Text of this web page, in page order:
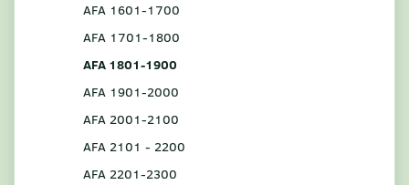
AFA 1601-1700
AFA 1701-1800
AFA 1801-1900
AFA 1901-2000
AFA 2001-2100
AFA 2101 - 2200
AFA 2201-2300